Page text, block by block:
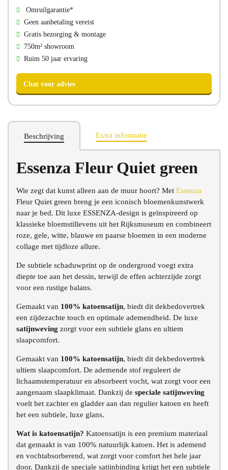
Bezoek onze showroom
Omruilgarantie*
Geen aanbetaling vereist
Gratis bezorging & montage
750m² showroom
Ruim 50 jaar ervaring
Chat voor advies
Beschrijving Extra informatie
Essenza Fleur Quiet green
Wie zegt dat kunst alleen aan de muur hoort? Met Essenza
Fleur Quiet green breng je een iconisch bloemenkunstwerk
naar je bed. Dit luxe ESSENZA-design is geïnspireerd op
klassieke bloemstillevens uit het Rijksmuseum en combineert
roze, gele, witte, blauwe en paarse bloemen in een moderne
collage met tijdloze allure.
De subtiele schaduwprint op de ondergrond voegt extra
diepte toe aan het dessin, terwijl de effen achterzijde zorgt
voor een rustige balans.
Gemaakt van 100% katoensatijn, biedt dit dekbedovertrek
een zijdezachte touch en optimale ademendheid. De luxe
satijnweving zorgt voor een subtiele glans en ultiem
slaapcomfort.
Gemaakt van 100% katoensatijn, biedt dit dekbedovertrek
ultiem slaapcomfort. De ademende stof reguleert de
lichaamstemperatuur en absorbeert vocht, wat zorgt voor een
aangenaam slaapklimaat. Dankzij de speciale satijnweving
voelt het zachter en gladder aan dan regulier katoen en heeft
het een subtiele, luxe glans.
Wat is katoensatijn? Katoensatijn is een premium materiaal
dat gemaakt is van 100% natuurlijk katoen. Het is ademend
en vochtabsorberend, wat zorgt voor comfort het hele jaar
door. Dankzij de speciale satijnbinding krijgt het een subtiele